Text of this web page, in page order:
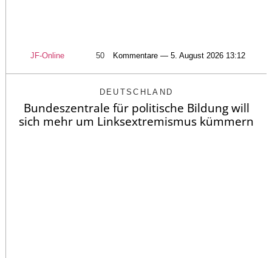
JF-Online 50 Kommentare — 5. August 2026 13:12
DEUTSCHLAND
Bundeszentrale für politische Bildung will
sich mehr um Linksextremismus kümmern